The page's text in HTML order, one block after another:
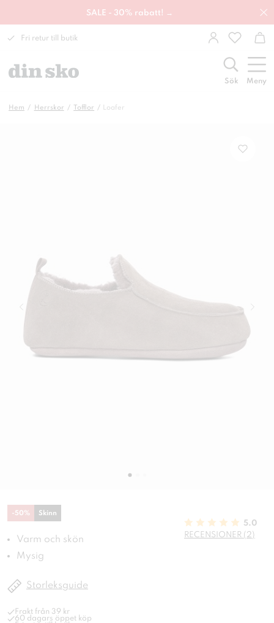
SALE - 30% rabatt! →
Fri retur till butik
Sök Meny
Hem Herrskor Tofflor Loafer
-50% Skinn
Varm och skön
Mysig
5.0
RECENSIONER (2)
Storleksguide
Frakt från 39 kr
60 dagars öppet köp